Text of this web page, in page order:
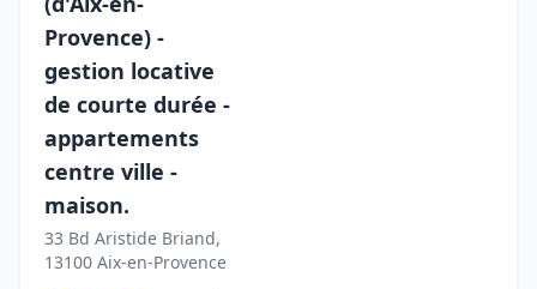
Provence) -
gestion locative
de courte durée -
appartements
centre ville -
maison.
33 Bd Aristide Briand,
13100 Aix-en-Provence